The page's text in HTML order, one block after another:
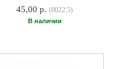
45,00 р.(0022.5)
В наличии